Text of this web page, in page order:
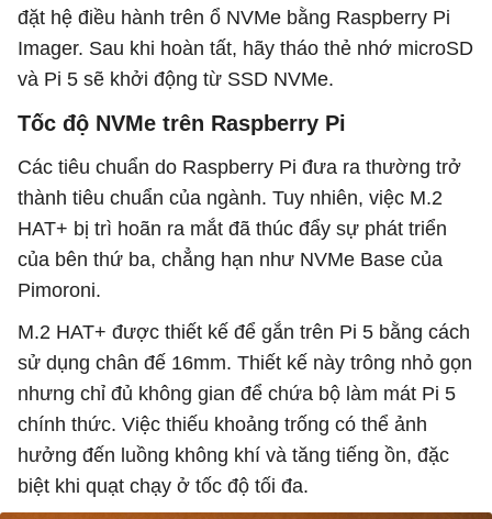
đặt hệ điều hành trên ổ NVMe bằng Raspberry Pi
Imager. Sau khi hoàn tất, hãy tháo thẻ nhớ microSD
và Pi 5 sẽ khởi động từ SSD NVMe.
Tốc độ NVMe trên Raspberry Pi
Các tiêu chuẩn do Raspberry Pi đưa ra thường trở
thành tiêu chuẩn của ngành. Tuy nhiên, việc M.2
HAT+ bị trì hoãn ra mắt đã thúc đẩy sự phát triển
của bên thứ ba, chẳng hạn như NVMe Base của
Pimoroni.
M.2 HAT+ được thiết kế để gắn trên Pi 5 bằng cách
sử dụng chân đế 16mm. Thiết kế này trông nhỏ gọn
nhưng chỉ đủ không gian để chứa bộ làm mát Pi 5
chính thức. Việc thiếu khoảng trống có thể ảnh
hưởng đến luồng không khí và tăng tiếng ồn, đặc
biệt khi quạt chạy ở tốc độ tối đa.